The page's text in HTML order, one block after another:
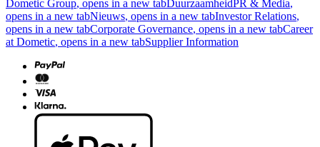
Dometic Group, opens in a new tabDuurzaamheidPR & Media,
opens in a new tabNieuws, opens in a new tabInvestor Relations,
opens in a new tabCorporate Governance, opens in a new tabCareer
at Dometic, opens in a new tabSupplier Information